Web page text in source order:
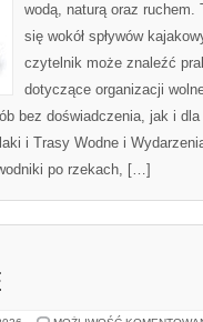
wodą, naturą oraz ruchem.
się wokół spływów
czytelnik może znaleźć
dotyczące organizacji
bez doświadczenia, jak i
i Trasy Wodne i
po rzekach, […]